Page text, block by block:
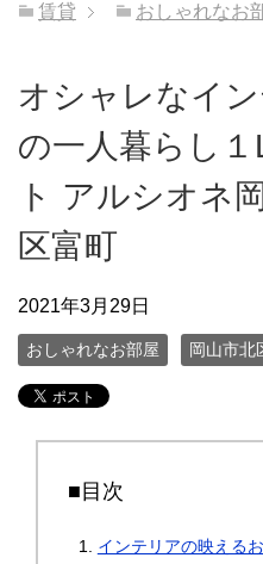
賃貸
おしゃれなお
オシャレなイ
の一人暮らし
ト アルシオネ
区富町
2021年3月29日
おしゃれなお部屋 岡山市北
■目次
インテリアの映える